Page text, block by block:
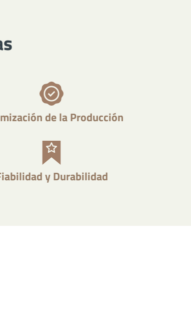
de la Producción
y Durabilidad